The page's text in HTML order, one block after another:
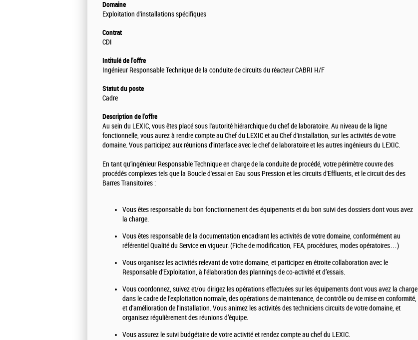
Domaine
Exploitation d'installations spécifiques
Contrat
CDI
Intitulé de l'offre
Ingénieur Responsable Technique de la conduite de circuits du réacteur CABRI H/F
Statut du poste
Cadre
Description de l'offre
Au sein du LEXIC, vous êtes placé sous l'autorité hiérarchique du chef de laboratoire. Au niveau de la ligne
fonctionnelle, vous aurez à rendre compte au Chef du LEXIC et au Chef d'installation, sur les activités de votre
domaine. Vous participez aux réunions d’interface avec le chef de laboratoire et les autres ingénieurs du LEXIC.
En tant qu’ingénieur Responsable Technique en charge de la conduite de procédé, votre périmètre couvre des
procédés complexes tels que la Boucle d'essai en Eau sous Pression et les circuits d'Effluents, et le circuit des des
Barres Transitoires :
Vous êtes responsable du bon fonctionnement des équipements et du bon suivi des dossiers dont vous avez
la charge.
Vous êtes responsable de la documentation encadrant les activités de votre domaine, conformément au
référentiel Qualité du Service en vigueur. (Fiche de modification, FEA, procédures, modes opératoires…)
Vous organisez les activités relevant de votre domaine, et participez en étroite collaboration avec le
Responsable d’Exploitation, à l’élaboration des plannings de co-activité et d’essais.
Vous coordonnez, suivez et/ou dirigez les opérations effectuées sur les équipements dont vous avez la charge
dans le cadre de l’exploitation normale, des opérations de maintenance, de contrôle ou de mise en conformité,
et d'amélioration de l'installation. Vous animez les activités des techniciens circuits de votre domaine, et
organisez régulièrement des réunions d’équipe.
Vous assurez le suivi budgétaire de votre activité et rendez compte au chef du LEXIC.